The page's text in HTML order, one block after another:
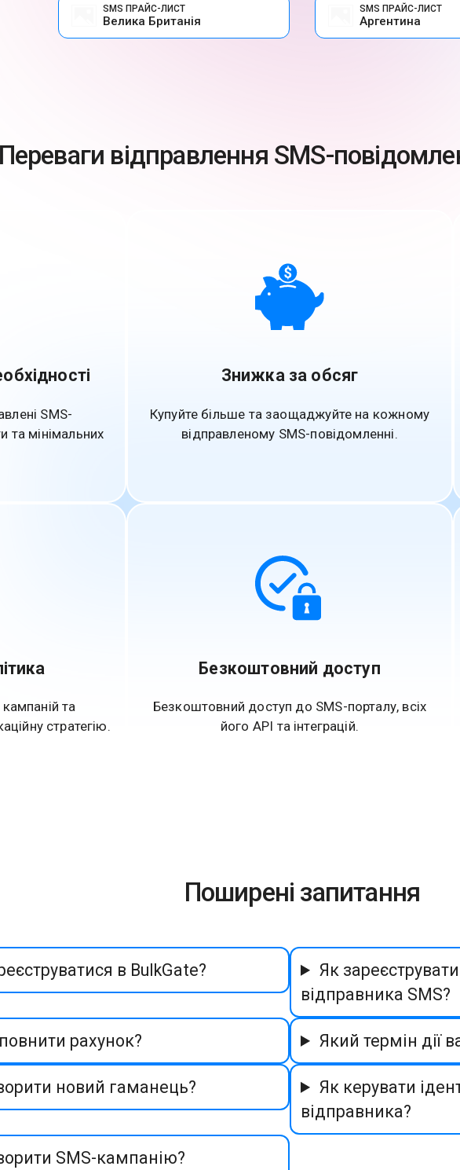
SMS ПРАЙС-ЛИСТ
Велика Британія
SMS ПРАЙС-ЛИСТ
Аргентина
Переваги відправлення SMS-
SMS-
та мінімальних
Знижка за обсяг
Купуйте більше та заощаджуйте на кожному
відправленому SMS-повідомленні.
та
стратегію.
Безкоштовний доступ
Безкоштовний доступ до SMS-порталу, всіх
його API та інтеграцій.
Поширені запитання
в BulkGate?
Як
відправника SMS?
рахунок? Який термін дії
новий гаманець?
Як керувати
відправника?
SMS-кампанію?